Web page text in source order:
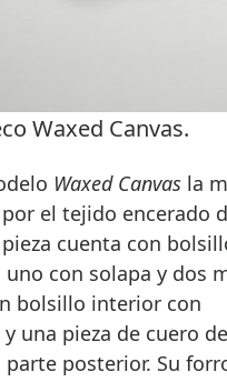
Waxed Canvas.
Waxed Canvas la
el tejido encerado
pieza cuenta con
con solapa y dos
bolsillo interior con
una pieza de cuero
posterior. Su